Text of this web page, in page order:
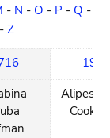
- N - O - P - Q -
- Z
Alipes
Cook,